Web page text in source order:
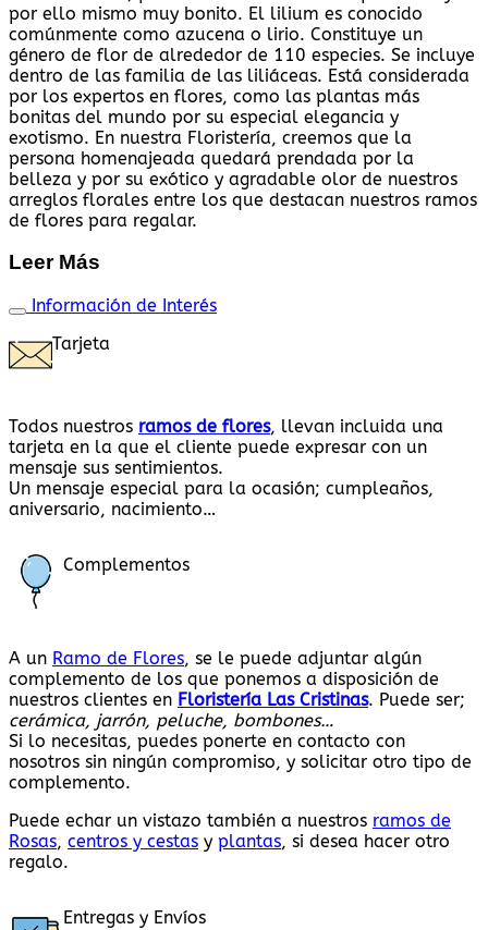
por ello mismo muy bonito. El lilium es conocido
comúnmente como azucena o lirio. Constituye un
género de flor de alrededor de 110 especies. Se incluye
dentro de las familia de las liliáceas. Está considerada
por los expertos en flores, como las plantas más
bonitas del mundo por su especial elegancia y
exotismo. En nuestra Floristería, creemos que la
persona homenajeada quedará prendada por la
belleza y por su exótico y agradable olor de nuestros
arreglos florales entre los que destacan nuestros ramos
de flores para regalar.
Leer Más
Información de Interés
Tarjeta
Todos nuestros ramos de flores, llevan incluida una
tarjeta en la que el cliente puede expresar con un
mensaje sus sentimientos.
Un mensaje especial para la ocasión; cumpleaños,
aniversario, nacimiento…
Complementos
A un Ramo de Flores, se le puede adjuntar algún
complemento de los que ponemos a disposición de
nuestros clientes en Floristería Las Cristinas. Puede ser;
cerámica, jarrón, peluche, bombones…
Si lo necesitas, puedes ponerte en contacto con
nosotros sin ningún compromiso, y solicitar otro tipo de
complemento.
Puede echar un vistazo también a nuestros ramos de
Rosas, centros y cestas y plantas, si desea hacer otro
regalo.
Entregas y Envíos